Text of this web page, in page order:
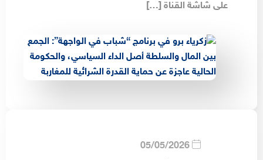
على شاشة القناة […]
05/05/2026